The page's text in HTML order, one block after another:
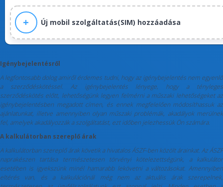
Új mobil szolgáltatás(SIM) hozzáadása
Igénybejelentésről
A legfontosabb dolog amiről érdemes tudni, hogy az igénybejelentés nem egyenlő
a szerződéskötéssel. Az igénybejelentés lényege, hogy a tényleges
szerződéskötés előtt, lehetőségünk legyen felmérni a műszaki lehetőségeket az
igénybejelentésben megadott címen, és ennek megfelelően módosíthassuk az
ajánlatunkat, illetve amennyiben olyan műszaki problémák, akadályok merülnek
fel, amelyek akadályozzák a szolgáltatást, ezt időben jelezhessük Ön számára.
A kalkulátorban szereplő árak
A kalkulátorban szereplő árak követik a hivatalos ÁSZF-ben közölt árainkat. Az ÁSZF
naprakészen tartása természetesen törvényi kötelezettségünk, a kalkulátor
esetében is igyekszünk minél hamarabb lekövetni a változásokat. Amennyiben
eltérés van, és a kalkulációnál még nem az aktuális árak szerepelnek,